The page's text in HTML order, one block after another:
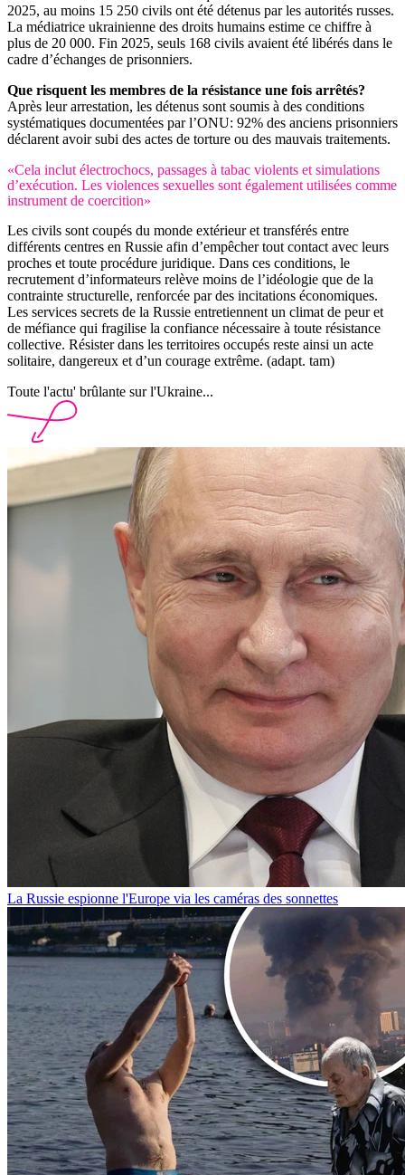
2025, au moins 15 250 civils ont été détenus par les autorités russes.
La médiatrice ukrainienne des droits humains estime ce chiffre à
plus de 20 000. Fin 2025, seuls 168 civils avaient été libérés dans le
cadre d’échanges de prisonniers.
Que risquent les membres de la résistance une fois arrêtés?
Après leur arrestation, les détenus sont soumis à des conditions
systématiques documentées par l’ONU: 92% des anciens prisonniers
déclarent avoir subi des actes de torture ou des mauvais traitements.
«Cela inclut électrochocs, passages à tabac violents et simulations
d’exécution. Les violences sexuelles sont également utilisées comme
instrument de coercition»
Les civils sont coupés du monde extérieur et transférés entre
différents centres en Russie afin d’empêcher tout contact avec leurs
proches et toute procédure juridique. Dans ces conditions, le
recrutement d’informateurs relève moins de l’idéologie que de la
contrainte structurelle, renforcée par des incitations économiques.
Les services secrets de la Russie entretiennent un climat de peur et
de méfiance qui fragilise la confiance nécessaire à toute résistance
collective. Résister dans les territoires occupés reste ainsi un acte
solitaire, dangereux et d’un courage extrême. (adapt. tam)
Toute l'actu' brûlante sur l'Ukraine...
La Russie espionne l'Europe via les caméras des sonnettes